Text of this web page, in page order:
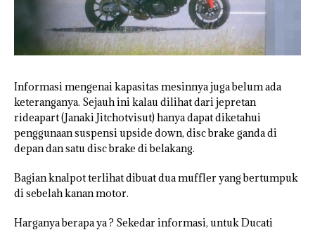
Informasi mengenai kapasitas mesinnya juga belum ada
keteranganya. Sejauh ini kalau dilihat dari jepretan
rideapart (Janaki Jitchotvisut) hanya dapat diketahui
penggunaan suspensi upside down, disc brake ganda di
depan dan satu disc brake di belakang.
Bagian knalpot terlihat dibuat dua muffler yang bertumpuk
di sebelah kanan motor.
Harganya berapa ya ? Sekedar informasi, untuk Ducati